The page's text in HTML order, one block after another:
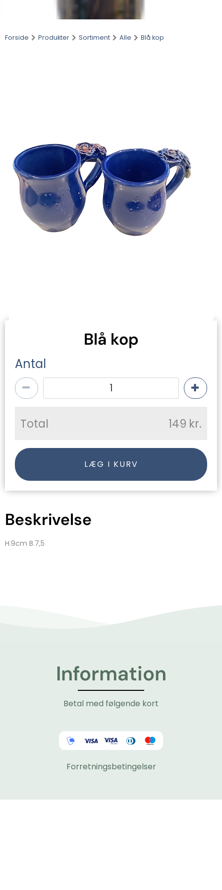
Forside Produkter Sortiment Alle Blå kop
Blå kop
Antal
Total 149 kr.
LÆG I KURV
Beskrivelse
H.9cm B.7,5
Information
Betal med følgende kort
Forretningsbetingelser